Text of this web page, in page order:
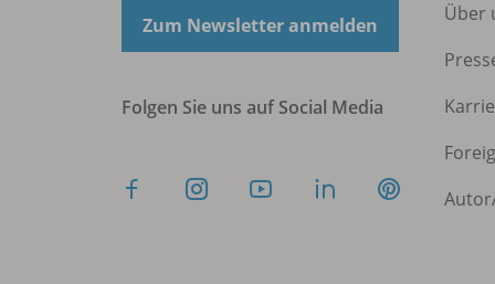
Zum Newsletter anmelden
Folgen Sie uns auf Social Media
Über